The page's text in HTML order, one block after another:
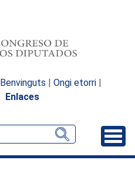
Benvinguts | Ongi etorri |
Enlaces